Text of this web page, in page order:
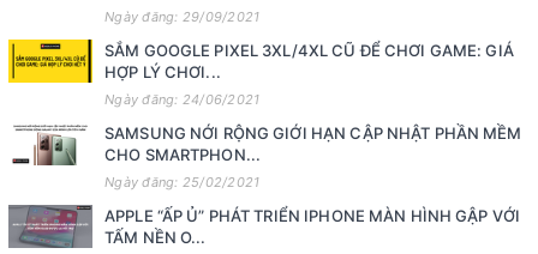
Ngày đăng: 29/09/2021
SẮM GOOGLE PIXEL 3XL/4XL CŨ ĐỂ CHƠI GAME: GIÁ
HỢP LÝ CHƠI...
Ngày đăng: 24/06/2021
SAMSUNG NỚI RỘNG GIỚI HẠN CẬP NHẬT PHẦN MỀM
CHO SMARTPHON...
Ngày đăng: 25/02/2021
APPLE “ẤP Ủ” PHÁT TRIỂN IPHONE MÀN HÌNH GẬP VỚI
TẤM NỀN O...